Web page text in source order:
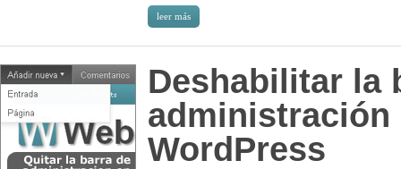
leer más
Deshabilitar la
administración
WordPress